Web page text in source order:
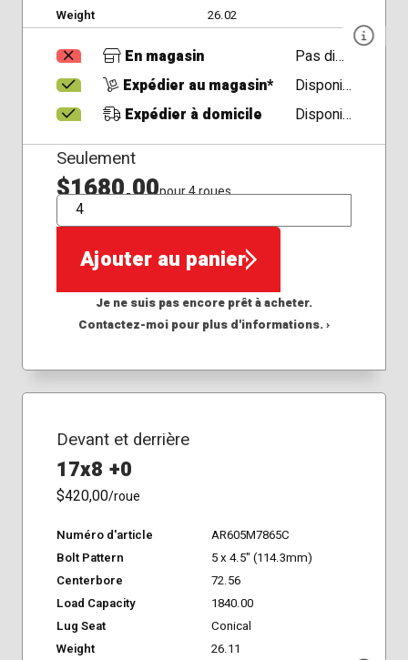
Weight
26.02
En magasin
Pas disponible
Expédier au magasin*
Disponible
Expédier à domicile
Disponible
Seulement
$1680,00pour 4 roues
QTÉ
Ajouter au panier
Je ne suis pas encore prêt à acheter.
Contactez-moi pour plus d'informations. ›
Devant et derrière
17x8 +0
$420,00/roue
Numéro d'article
AR605M7865C
Bolt Pattern
5 x 4.5" (114.3mm)
Centerbore
72.56
Load Capacity
1840.00
Lug Seat
Conical
Weight
26.11